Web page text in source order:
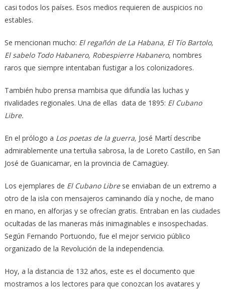
casi todos los países. Esos medios requieren de auspicios no
estables.
Se mencionan mucho: El regañón de La Habana, El Tío Bartolo,
El sabelo Todo Habanero, Robespierre Habanero, nombres
raros que siempre intentaban fustigar a los colonizadores.
También hubo prensa mambisa que difundía las luchas y
rivalidades regionales. Una de ellas data de 1895: El Cubano
Libre.
En el prólogo a Los poetas de la guerra, José Martí describe
admirablemente una tertulia sabrosa, la de Loreto Castillo, en San
José de Guanicamar, en la provincia de Camagüey.
Los ejemplares de El Cubano Libre se enviaban de un extremo a
otro de la isla con mensajeros caminando día y noche, de mano
en mano, en alforjas y se ofrecían gratis. Entraban en las ciudades
ocultadas de las maneras más inimaginables e insospechadas.
Según Fernando Portuondo, fue el mejor servicio público
organizado de la Revolución de la independencia.
Hoy, a la distancia de 132 años, este es el documento que
mostramos a los lectores para que conozcan los avatares y